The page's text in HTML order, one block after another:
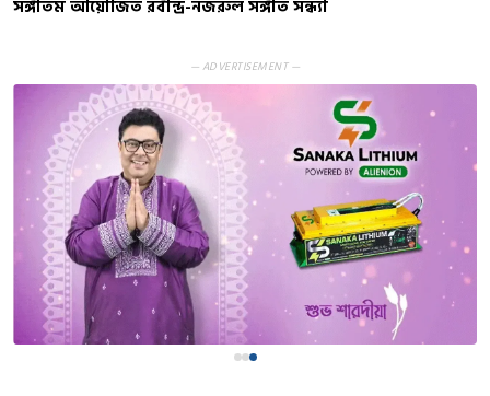
সঙ্গীতম আয়োজিত রবীন্দ্র-নজরুল সঙ্গীত সন্ধ্যা
— ADVERTISEMENT —